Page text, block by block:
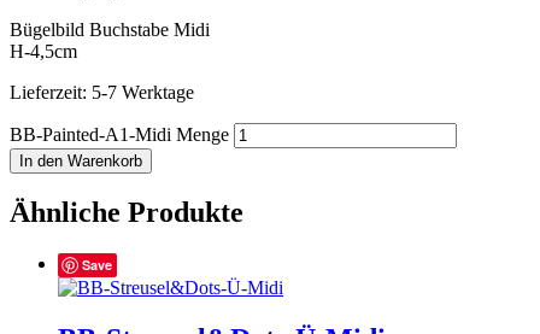
Bügelbild Buchstabe Midi
H-4,5cm
Lieferzeit: 5-7 Werktage
BB-Painted-A1-Midi Menge
In den Warenkorb
Ähnliche Produkte
Save